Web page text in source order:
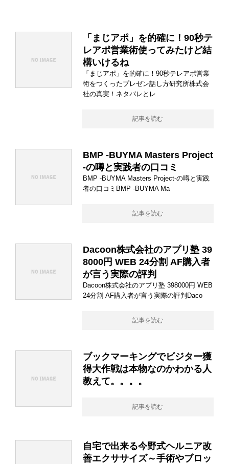
「まじアポ」を的確に！90秒テ
レアポ営業術使ってみたけど結
構いけるね
「まじアポ」を的確に！90秒テレアポ営業
術をつくったプレゼン話し方研究所株式会
社の真実！ネタバレとレ
記事を読む
BMP -BUYMA Masters Project
-の噂と実践者の口コミ
BMP -BUYMA Masters Project-の噂と実践
者の口コミBMP -BUYMA Ma
記事を読む
Dacoon株式会社のアプリ塾 39
8000円 WEB 24分割 AF購入者
が言う実際の評判
Dacoon株式会社のアプリ塾 398000円 WEB
24分割 AF購入者が言う実際の評判Daco
記事を読む
ブックマーキングでビジター獲
得大作戦は本物なのかわかる人
教えて。。。。
記事を読む
自宅で出来る今野式ヘルニア改
善エクササイズ～手術やブロッ